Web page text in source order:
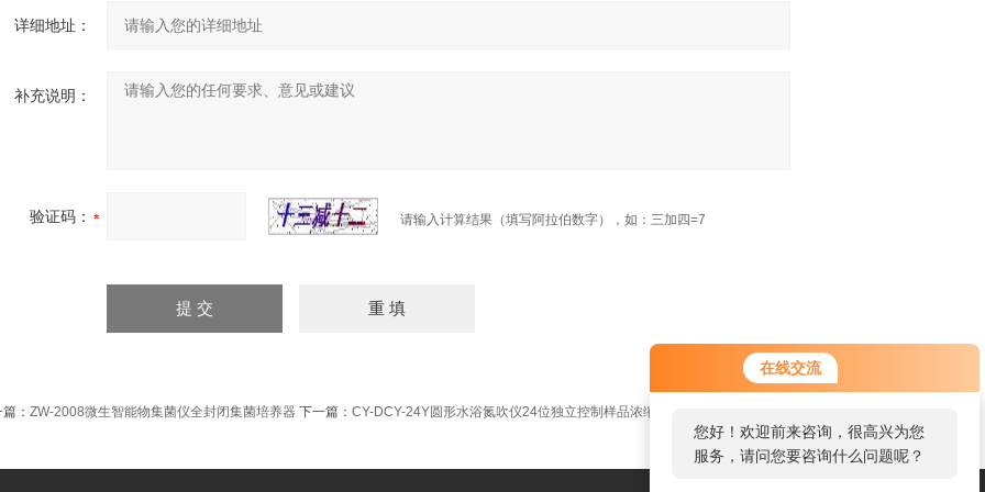
在线交流
您好！欢迎前来咨询，很高兴为您
服务，请问您要咨询什么问题呢？
详细地址：
补充说明：
验证码： 请输入计算结果（填写阿拉伯数字），如：三加四=7
： ZW-2008微生智能物集菌仪全封闭集菌培养器 下一篇： CY-DCY-24Y圆形水浴氮吹仪24位独立控制样品浓缩装置